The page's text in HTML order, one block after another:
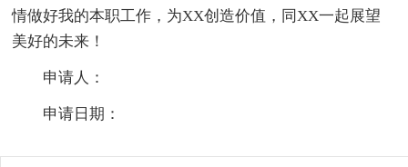
情做好我的本职工作，为XX创造价值，同XX一起展望
美好的未来！
申请人：
申请日期：